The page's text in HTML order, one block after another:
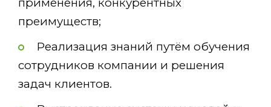
преимуществ;
Реализация знаний путём обучения
сотрудников компании и решения
задач клиентов.